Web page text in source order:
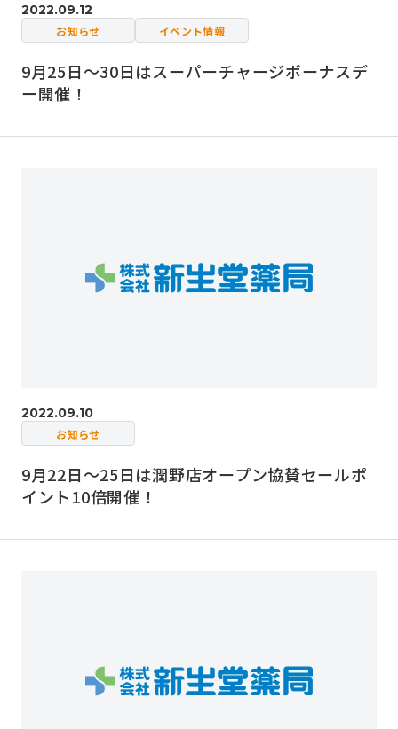
2022.09.12
お知らせ イベント情報
9月25日～30日はスーパーチャージボーナスデ
ー開催！
2022.09.10
お知らせ
9月22日～25日は潤野店オープン協賛セールポ
イント10倍開催！